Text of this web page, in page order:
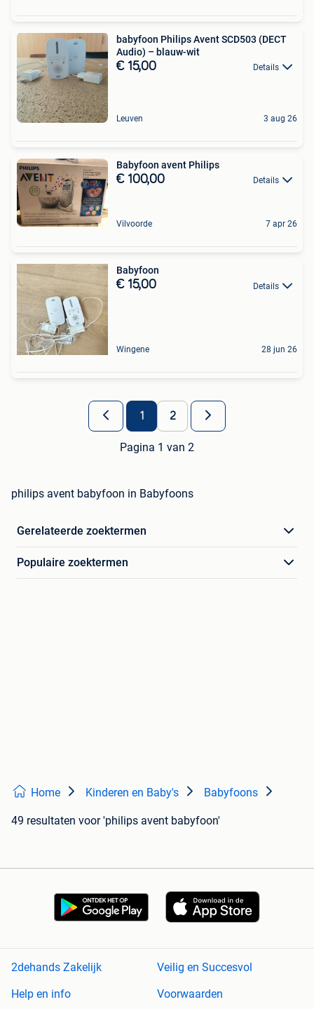
babyfoon Philips Avent SCD503 (DECT
Audio) – blauw-wit
€ 15,00 Details
Leuven 3 aug 26
Babyfoon avent Philips
€ 100,00 Details
Vilvoorde 7 apr 26
Babyfoon
€ 15,00 Details
Wingene 28 jun 26
1 2
Pagina 1 van 2
philips avent babyfoon in Babyfoons
Gerelateerde zoektermen
Populaire zoektermen
Home Kinderen en Baby's Babyfoons
49 resultaten voor 'philips avent babyfoon'
2dehands Zakelijk
Veilig en Succesvol
Help en info
Voorwaarden